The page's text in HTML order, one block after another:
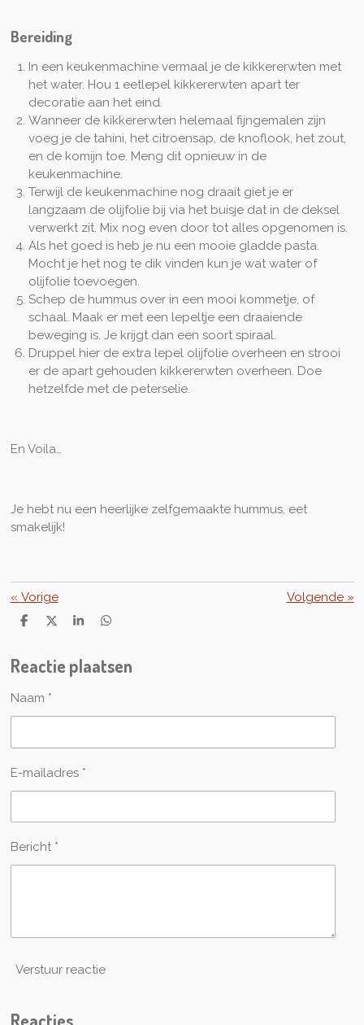
Bereiding
In een keukenmachine vermaal je de kikkererwten met
het water. Hou 1 eetlepel kikkererwten apart ter
decoratie aan het eind.
Wanneer de kikkererwten helemaal fijngemalen zijn
voeg je de tahini, het citroensap, de knoflook, het zout,
en de komijn toe. Meng dit opnieuw in de
keukenmachine.
Terwijl de keukenmachine nog draait giet je er
langzaam de olijfolie bij via het buisje dat in de deksel
verwerkt zit. Mix nog even door tot alles opgenomen is.
Als het goed is heb je nu een mooie gladde pasta.
Mocht je het nog te dik vinden kun je wat water of
olijfolie toevoegen.
Schep de hummus over in een mooi kommetje, of
schaal. Maak er met een lepeltje een draaiende
beweging is. Je krijgt dan een soort spiraal.
Druppel hier de extra lepel olijfolie overheen en strooi
er de apart gehouden kikkererwten overheen. Doe
hetzelfde met de peterselie.
En Voila…
Je hebt nu een heerlijke zelfgemaakte hummus, eet
smakelijk!
« Vorige Volgende»
D
e
n
D
l
S
r
e
D
e
n
Reactie plaatsen
Naam *
E-mailadres *
Bericht *
Verstuur reactie